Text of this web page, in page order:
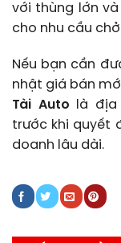
với thùng lớn
cho nhu cầu
Nếu bạn cần
nhật giá bán
Tài Auto là địa
trước khi quyết
doanh lâu dài.